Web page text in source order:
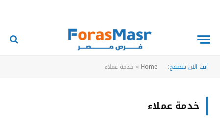
أنت الآن تتصفح: Home
» خدمة عملاء
خدمة عملاء